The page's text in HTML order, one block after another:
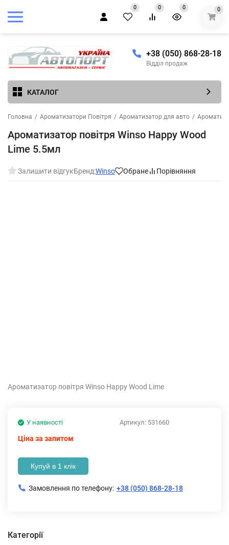
0 0 0 0
+38 (050) 868-28-18
Відділ продаж
КАТАЛОГ
Головна / Ароматизатори Повітря / Ароматизатор для авто /
Ароматизатор повітря Winso Happy Wood
Lime 5.5мл
Залишити відгукБренд:Winso Обране Порівняння
Ароматизатор повітря Winso Happy Wood Lime
Артикул: 531660
У наявності
Ціна за запитом
Купуй в 1 клік
Замовлення по телефону: +38 (050) 868-28-18
Категорії